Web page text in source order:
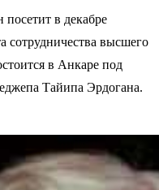
в декабре
сотрудничества высшего
в Анкаре под
Тайипа Эрдогана.